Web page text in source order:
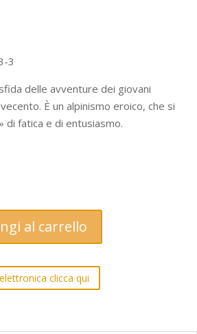
3
delle avventure dei giovani
È un alpinismo eroico, che si
di fatica e di entusiasmo.
al carrello
clicca qui